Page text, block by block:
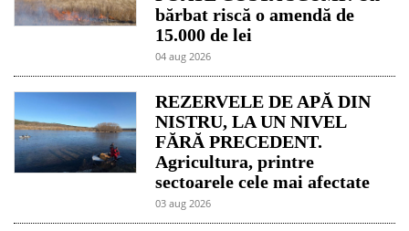
bărbat riscă o amendă de
15.000 de lei
04 aug 2026
REZERVELE DE APĂ DIN
NISTRU, LA UN NIVEL
FĂRĂ PRECEDENT.
Agricultura, printre
sectoarele cele mai afectate
03 aug 2026